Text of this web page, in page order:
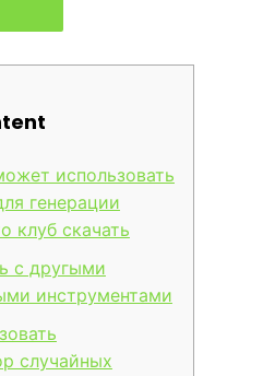
использовать
генерации
клуб скачать
с другыми
инструментами
случайных